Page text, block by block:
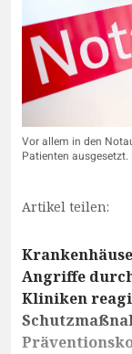
Vor allem in den
Patienten
Artikel teilen:
Angriffe
Kliniken